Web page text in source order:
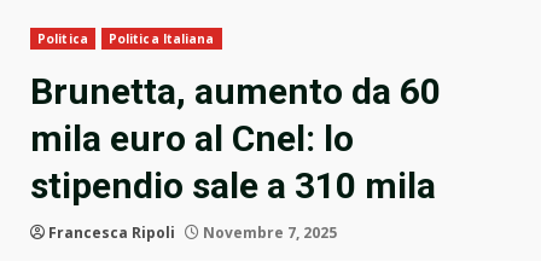
Politica Politica Italiana
Brunetta, aumento da 60
mila euro al Cnel: lo
stipendio sale a 310 mila
Francesca Ripoli Novembre 7, 2025